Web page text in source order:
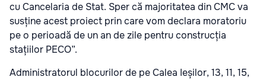
cu Cancelaria de Stat. Sper că majoritatea din CMC va
susține acest proiect prin care vom declara moratoriu
pe o perioadă de un an de zile pentru construcția
stațiilor PECO”.
Administratorul blocurilor de pe Calea Ieșilor, 13, 11, 15,